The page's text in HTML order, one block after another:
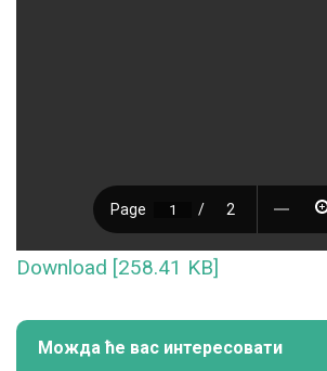
Download [258.41 KB]
Можда ће вас интересовати